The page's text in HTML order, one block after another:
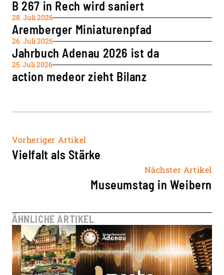
B 267 in Rech wird saniert
28. Juli 2026
Aremberger Miniaturenpfad
26. Juli 2026
Jahrbuch Adenau 2026 ist da
25. Juli 2026
action medeor zieht Bilanz
Vorheriger Artikel
Vielfalt als Stärke
Nächster Artikel
Museumstag in Weibern
ÄHNLICHE ARTIKEL